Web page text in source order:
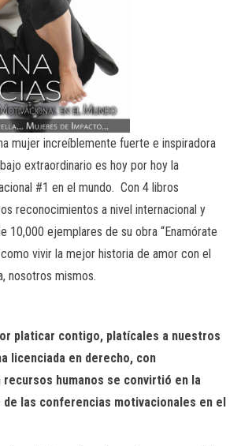
mujer increíblemente fuerte e inspiradora
extraordinario es hoy por hoy la
#1 en el mundo. Con 4 libros
reconocimientos a nivel internacional y
10,000 ejemplares de su obra “Enamórate
vivir la mejor historia de amor con el
nosotros mismos.
platicar contigo, platícales a nuestros
licenciada en derecho, con
humanos se convirtió en la
de las conferencias motivacionales en el